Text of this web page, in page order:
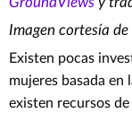
Imagen cortesía de
Existen pocas
mujeres basada en
existen recursos